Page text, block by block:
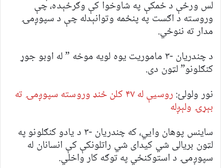
لس ورځې د ځمکې په شاوخوا کې وګرځېده، چې
وروسته د اګست په پنځمه وتوانېدله چې د سپوږمۍ
مدار ته ننوځي.
د چندریان -۳ ماموریت یوه لویه موخه ” له اوبو جوړ
کنګلونو” لټون دی.
نور ولولئ:
روسیې له ۴۷ کلن ځنډ وروسته سپوږمۍ ته
بېړۍ ولېږله
ساینس پوهان وايي، که چندریان -۳ د یادو کنګلونو په
لټون بریالی شي کیدای شي راتلونکې کې انسانان له
سپوږمۍ د استوکنځي په توګه کار واخلي.